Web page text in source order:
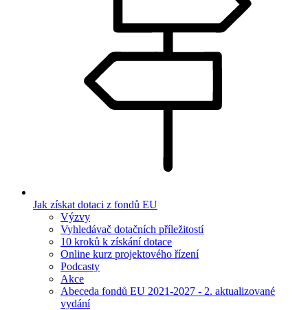
Jak získat dotaci z fondů EU
Výzvy
Vyhledávač dotačních příležitostí
10 kroků k získání dotace
Online kurz projektového řízení
Podcasty
Akce
Abeceda fondů EU 2021-2027 - 2. aktualizované
vydání